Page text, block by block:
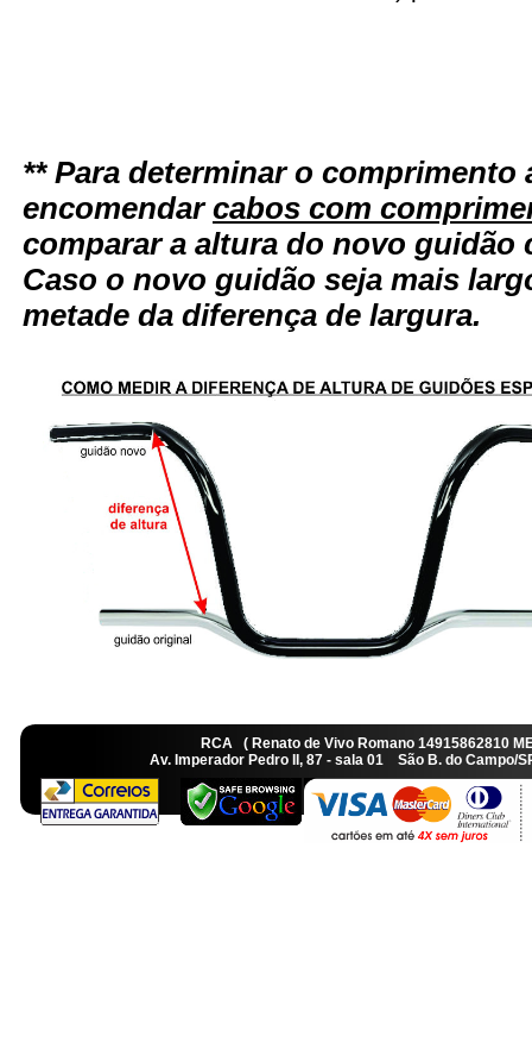
** Para determinar o comprimento
encomendarcabos com
comparar a altura do novo
Caso o novo guidão seja mais
metade da diferença de largura.
RCA ( Renato de Vivo Romano
Av. Imperador Pedro II, 87 - sala 01 São B. do